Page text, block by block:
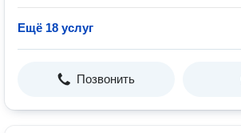
Ещё 18 услуг
Позвонить